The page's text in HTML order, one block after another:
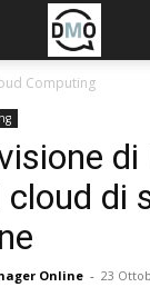
Computing
cloud di
Online - 23